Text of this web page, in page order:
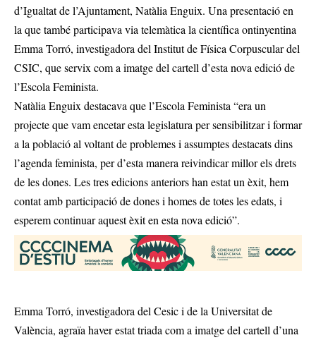
d’Igualtat de l’Ajuntament, Natàlia Enguix. Una presentació en
la que també participava via telemàtica la científica ontinyentina
Emma Torró, investigadora del Institut de Física Corpuscular del
CSIC, que servix com a imatge del cartell d’esta nova edició de
l’Escola Feminista.
Natàlia Enguix destacava que l’Escola Feminista “era un
projecte que vam encetar esta legislatura per sensibilitzar i formar
a la població al voltant de problemes i assumptes destacats dins
l’agenda feminista, per d’esta manera reivindicar millor els drets
de les dones. Les tres edicions anteriors han estat un èxit, hem
contat amb participació de dones i homes de totes les edats, i
esperem continuar aquest èxit en esta nova edició”.
Emma Torró, investigadora del Cesic i de la Universitat de
València, agraïa haver estat triada com a imatge del cartell d’una